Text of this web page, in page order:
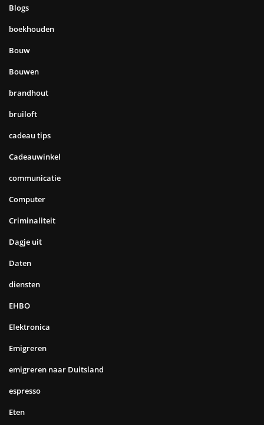
Blogs
boekhouden
Bouw
Bouwen
brandhout
bruiloft
cadeau tips
Cadeauwinkel
communicatie
Computer
Criminaliteit
Dagje uit
Daten
diensten
EHBO
Elektronica
Emigreren
emigreren naar Duitsland
espresso
Eten